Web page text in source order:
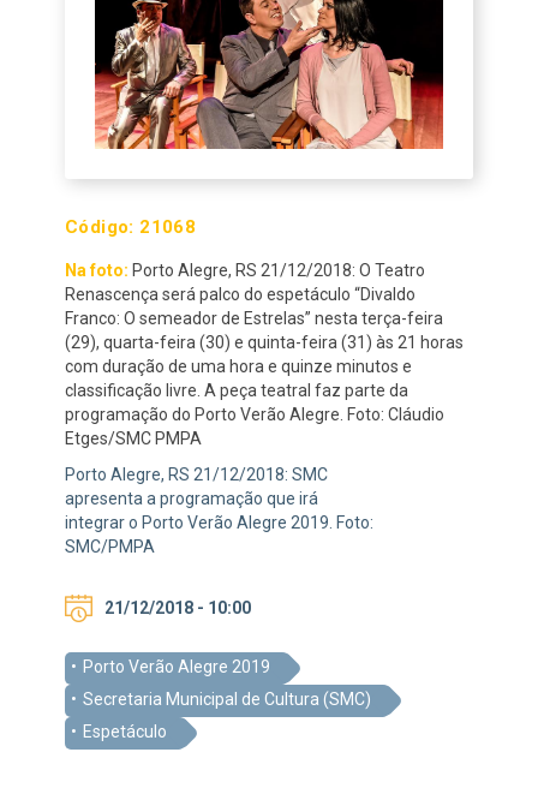
Código: 21068
Na foto: Porto Alegre, RS 21/12/2018: O Teatro
Renascença será palco do espetáculo “Divaldo
Franco: O semeador de Estrelas” nesta terça-feira
(29), quarta-feira (30) e quinta-feira (31) às 21 horas
com duração de uma hora e quinze minutos e
classificação livre. A peça teatral faz parte da
programação do Porto Verão Alegre. Foto: Cláudio
Etges/SMC PMPA
Porto Alegre, RS 21/12/2018: SMC
apresenta a programação que irá
integrar o Porto Verão Alegre 2019. Foto:
SMC/PMPA
21/12/2018 - 10:00
Porto Verão Alegre 2019
Secretaria Municipal de Cultura (SMC)
Espetáculo